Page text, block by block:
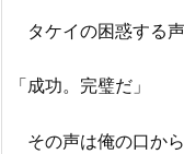
タケイの困惑する声
「成功。完璧だ」
その声は俺の口か